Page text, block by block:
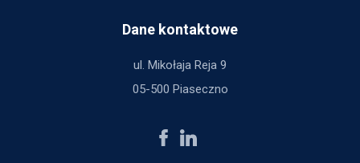
Dane kontaktowe
ul. Mikołaja Reja 9
05-500 Piaseczno